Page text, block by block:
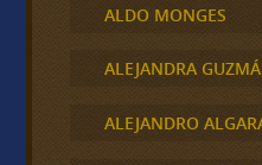
ALDO MONGES
ALEJANDRA
ALEJANDRO